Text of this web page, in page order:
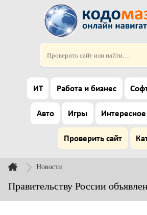
ИТ Работа и бизнес
Авто Игры Интересное
Проверить сайт
Новости
Правительству России